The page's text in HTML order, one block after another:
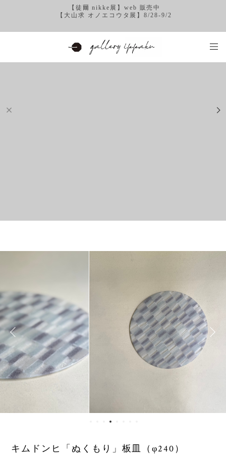
【徒爾 nikke展】web 販売中
【大山求 オノエコウタ展】8/28-9/2
キムドンヒ「ぬくもり」板皿（φ240）